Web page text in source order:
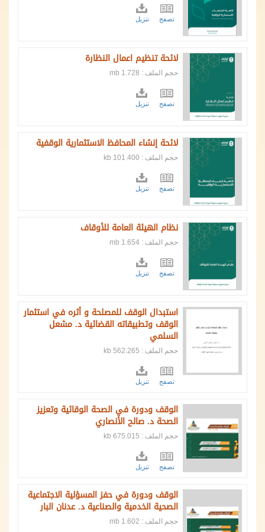
تصفح تنزيل
لائحة تنظيم اعمال النظارة
حجم الملف : 1.728 mb
تصفح تنزيل
لائحة إنشاء المحافظ الاستثمارية الوقفية
حجم الملف : 101.400 kb
تصفح تنزيل
نظام الهيئة العامة للأوقاف
حجم الملف : 1.654 mb
تصفح تنزيل
استبدال الوقف للمصلحة و أثره في استثمار
الوقف وتطبيقاته القضائية د. مشعل
السلمي
حجم الملف : 562.265 kb
تصفح تنزيل
الوقف ودورة في الصحة الوقائية وتعزيز
الصحة د. صالح الأنصاري
حجم الملف : 675.015 kb
تصفح تنزيل
الوقف ودورة في حفز المسؤلية الاجتماعية
الصحية الخدمية والصناعية د. عدنان البار
حجم الملف : 1.602 mb